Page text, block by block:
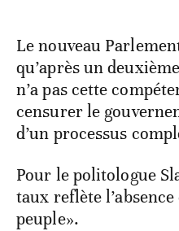
Le nouveau
qu’après un
n’a pas cette
censurer le
d’un processus
Pour le politologue
taux reflète
peuple».